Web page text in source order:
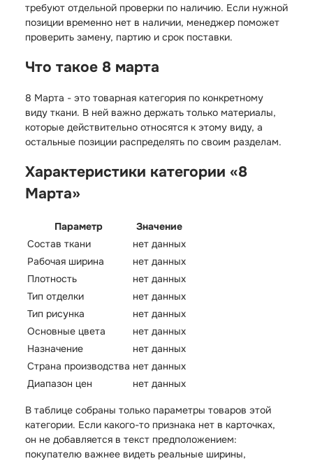
требуют отдельной проверки по наличию. Если нужной
позиции временно нет в наличии, менеджер поможет
проверить замену, партию и срок поставки.
Что такое 8 марта
8 Марта - это товарная категория по конкретному
виду ткани. В ней важно держать только материалы,
которые действительно относятся к этому виду, а
остальные позиции распределять по своим разделам.
Характеристики категории «8
Марта»
Параметр
Значение
Состав ткани
нет данных
Рабочая ширина
нет данных
Плотность
нет данных
Тип отделки
нет данных
Тип рисунка
нет данных
Основные цвета
нет данных
Назначение
нет данных
Страна производства нет данных
Диапазон цен
нет данных
В таблице собраны только параметры товаров этой
категории. Если какого-то признака нет в карточках,
он не добавляется в текст предположением:
покупателю важнее видеть реальные ширины,